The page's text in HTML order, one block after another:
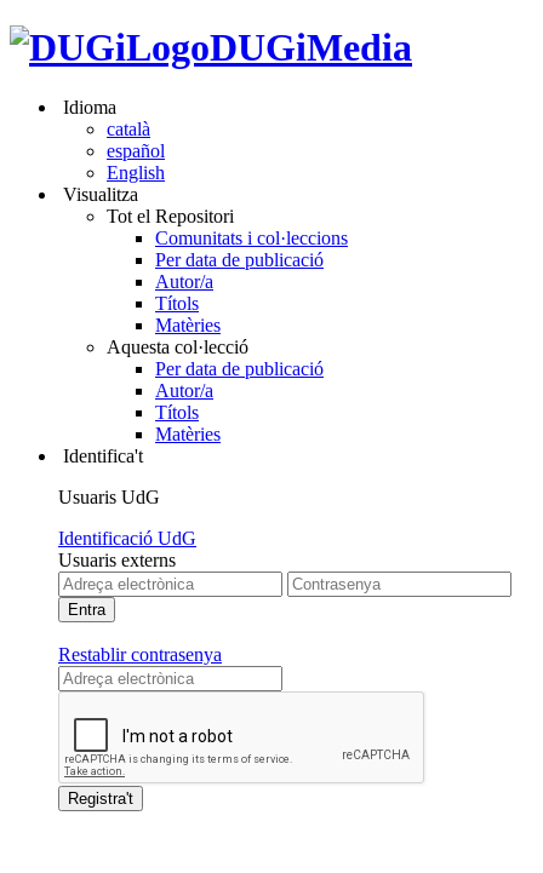
DUGiMedia
Idioma
català
español
English
Visualitza
Tot el Repositori
Comunitats i col·leccions
Per data de publicació
Autor/a
Títols
Matèries
Aquesta col·lecció
Per data de publicació
Autor/a
Títols
Matèries
Identifica't
Usuaris UdG
Identificació UdG
Usuaris externs
Restablir contrasenya